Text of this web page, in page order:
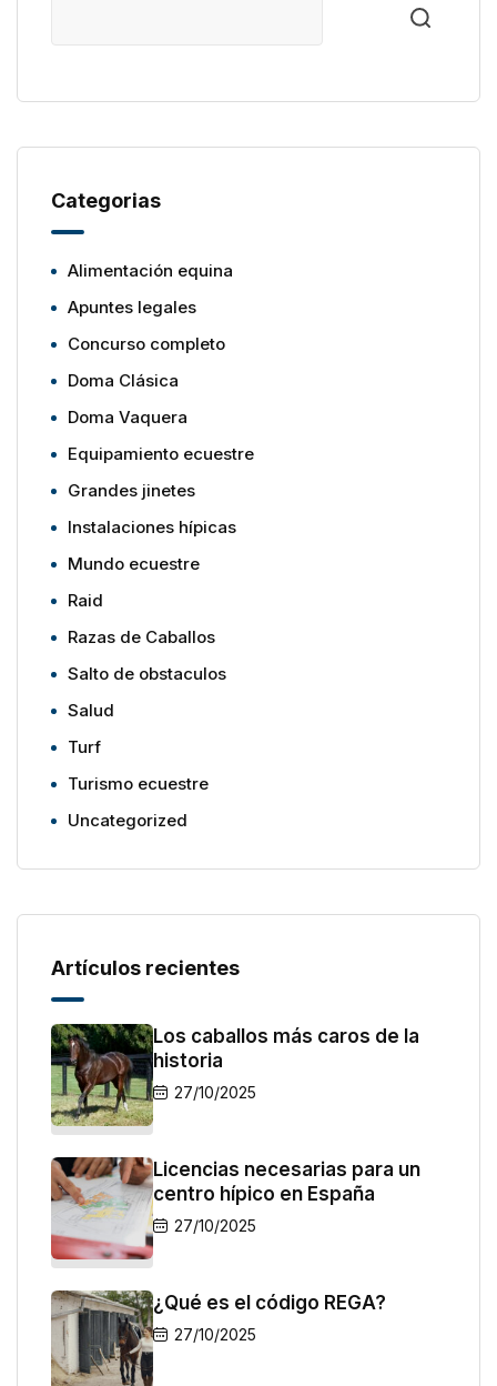
Categorias
Alimentación equina
Apuntes legales
Concurso completo
Doma Clásica
Doma Vaquera
Equipamiento ecuestre
Grandes jinetes
Instalaciones hípicas
Mundo ecuestre
Raid
Razas de Caballos
Salto de obstaculos
Salud
Turf
Turismo ecuestre
Uncategorized
Artículos recientes
Los caballos más caros de la
historia
27/10/2025
Licencias necesarias para un
centro hípico en España
27/10/2025
¿Qué es el código REGA?
27/10/2025